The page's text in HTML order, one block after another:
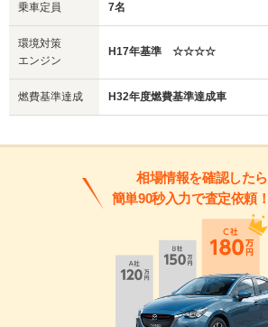
乗車定員 7名
環境対策
エンジン
H17年基準 ☆☆☆☆
燃費基準達成 H32年度燃費基準達成車
相場情報を確認したら
簡単90秒入力で査定依頼！